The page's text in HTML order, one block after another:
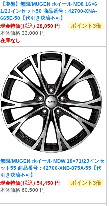
【廃盤】無限/MUGEN ホイール MD8 16×6
1/2Jインセット50 商品番号：42700-XNA-
665E-50【代引き決済不可】
現金特価(税込) 28,050 円 ポイント3倍
本体価格 33,000 円
在庫なし
無限/MUGEN ホイール MDW 18×71/2Jインセ
ット55 商品番号：42700-XNB-875A-55【代
引き決済不可】
現金特価(税込) 54,450 円 ポイント3倍
本体価格 60,500 円